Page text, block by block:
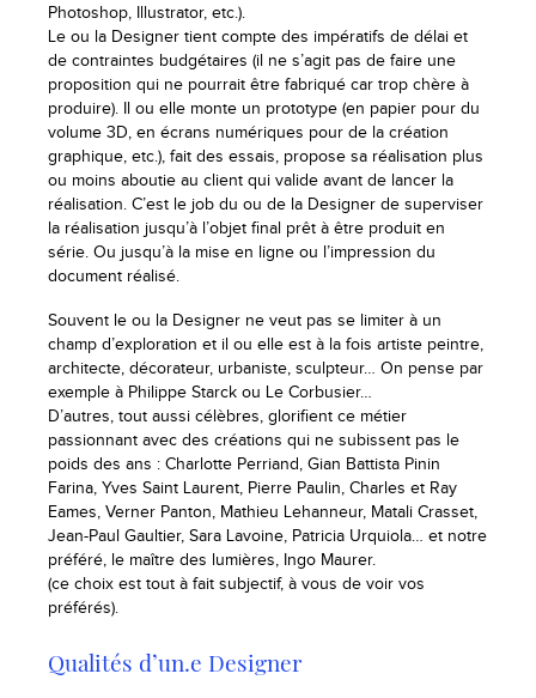
Photoshop, Illustrator, etc.).
Le ou la Designer tient compte des impératifs de délai et
de contraintes budgétaires (il ne s’agit pas de faire une
proposition qui ne pourrait être fabriqué car trop chère à
produire). Il ou elle monte un prototype (en papier pour du
volume 3D, en écrans numériques pour de la création
graphique, etc.), fait des essais, propose sa réalisation plus
ou moins aboutie au client qui valide avant de lancer la
réalisation. C’est le job du ou de la Designer de superviser
la réalisation jusqu’à l’objet final prêt à être produit en
série. Ou jusqu’à la mise en ligne ou l’impression du
document réalisé.
Souvent le ou la Designer ne veut pas se limiter à un
champ d’exploration et il ou elle est à la fois artiste peintre,
architecte, décorateur, urbaniste, sculpteur… On pense par
exemple à Philippe Starck ou Le Corbusier…
D’autres, tout aussi célèbres, glorifient ce métier
passionnant avec des créations qui ne subissent pas le
poids des ans : Charlotte Perriand, Gian Battista Pinin
Farina, Yves Saint Laurent, Pierre Paulin, Charles et Ray
Eames, Verner Panton, Mathieu Lehanneur, Matali Crasset,
Jean-Paul Gaultier, Sara Lavoine, Patricia Urquiola… et notre
préféré, le maître des lumières, Ingo Maurer.
(ce choix est tout à fait subjectif, à vous de voir vos
préférés).
Qualités d’un.e Designer